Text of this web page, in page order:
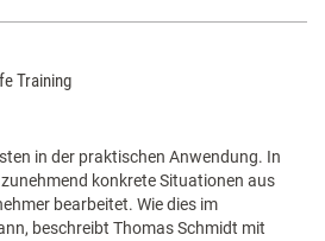
Training
in der praktischen Anwendung. In
konkrete Situationen aus
bearbeitet. Wie dies im
beschreibt Thomas Schmidt mit